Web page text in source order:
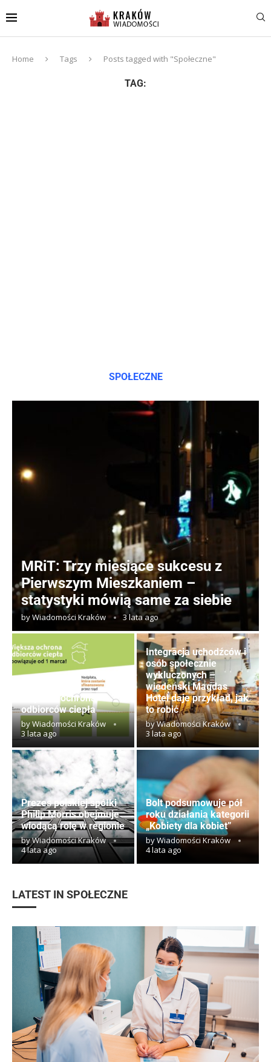
Home Tags Posts tagged with "Społeczne"
TAG:
SPOŁECZNE
MRiT: Trzy miesiące sukcesu z
Pierwszym Mieszkaniem –
statystyki mówią same za siebie
byWiadomości Kraków 3 lata ago
Większa ochrona
odbiorców ciepła
byWiadomości Kraków
3 lata ago
Integracja uchodźców i
osób społecznie
wykluczonych –
wiedeński Magdas
Hotel daje przykład, jak
to robić
byWiadomości Kraków
3 lata ago
Prezes polskiej spółki
Philip Morris obejmuje
wiodącą rolę w regionie
byWiadomości Kraków
4 lata ago
Bolt podsumowuje pół
roku działania kategorii
„Kobiety dla kobiet”
byWiadomości Kraków
4 lata ago
LATEST IN SPOŁECZNE